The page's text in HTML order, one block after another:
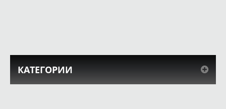
КАТЕГОРИИ